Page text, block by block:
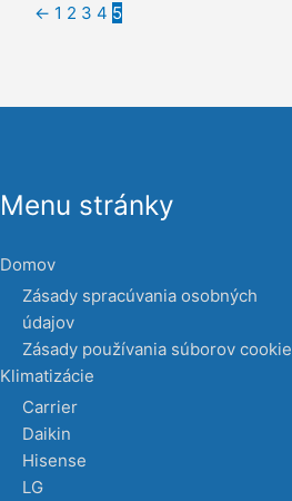
← 1 2 3 4 5
Menu stránky
Domov
Zásady spracúvania osobných
údajov
Zásady používania súborov cookie
Klimatizácie
Carrier
Daikin
Hisense
LG